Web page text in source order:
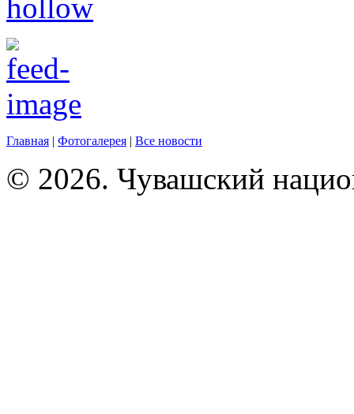
Главная | Фотогалерея | Все новости
© 2026. Чувашский